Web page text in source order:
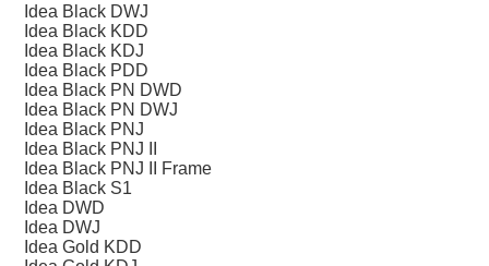
Idea Black DWJ
Idea Black KDD
Idea Black KDJ
Idea Black PDD
Idea Black PN DWD
Idea Black PN DWJ
Idea Black PNJ
Idea Black PNJ II
Idea Black PNJ II Frame
Idea Black S1
Idea DWD
Idea DWJ
Idea Gold KDD